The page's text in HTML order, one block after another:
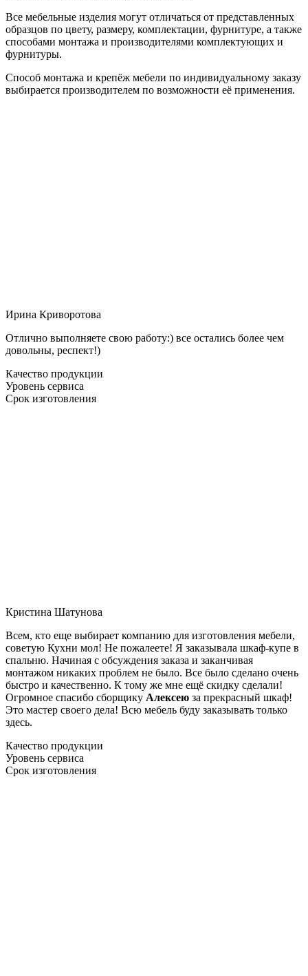
Все мебельные изделия могут отличаться от представленных
образцов по цвету, размеру, комплектации, фурнитуре, а также
способами монтажа и производителями комплектующих и
фурнитуры.
Способ монтажа и крепёж мебели по индивидуальному заказу
выбирается производителем по возможности её применения.
Ирина Криворотова
Отлично выполняете свою работу:) все остались более чем
довольны, респект!)
Качество продукции
Уровень сервиса
Срок изготовления
Кристина Шатунова
Всем, кто еще выбирает компанию для изготовления мебели,
советую Кухни мол! Не пожалеете! Я заказывала шкаф-купе в
спальню. Начиная с обсуждения заказа и заканчивая
монтажом никаких проблем не было. Все было сделано очень
быстро и качественно. К тому же мне ещё скидку сделали!
Огромное спасибо сборщику Алексею за прекрасный шкаф!
Это мастер своего дела! Всю мебель буду заказывать только
здесь.
Качество продукции
Уровень сервиса
Срок изготовления